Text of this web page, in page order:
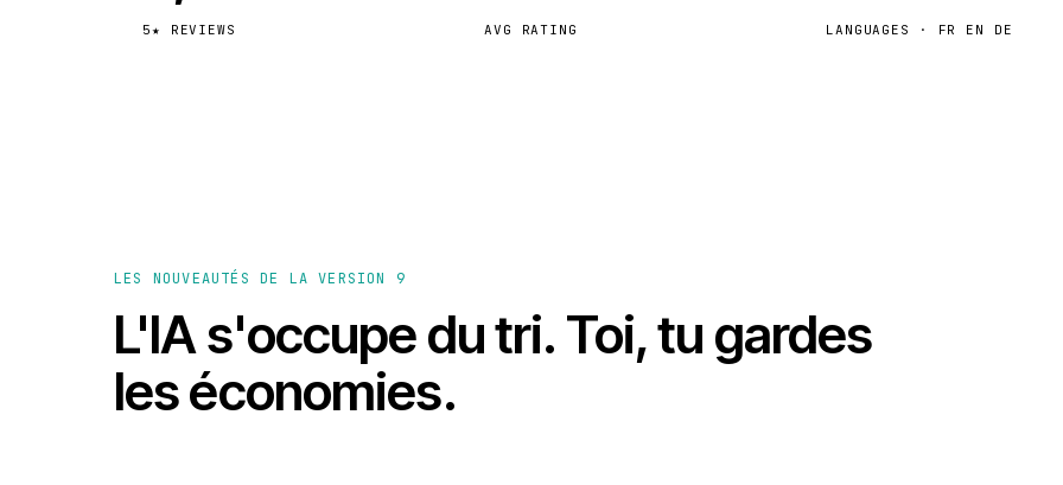
5★ REVIEWS AVG RATING LANGUAGES · FR EN DE
LES NOUVEAUTÉS DE LA VERSION 9
L'IA s'occupe du tri. Toi, tu gardes
les économies.